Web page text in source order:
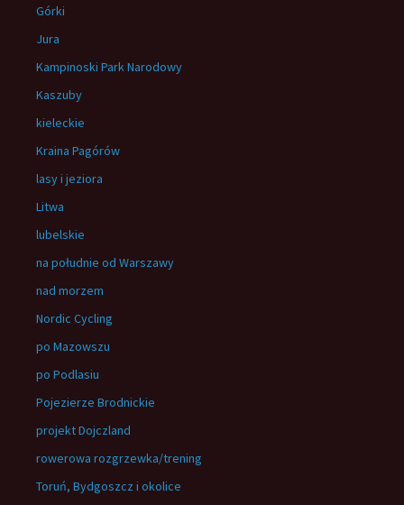
Górki
Jura
Kampinoski Park Narodowy
Kaszuby
kieleckie
Kraina Pagórów
lasy i jeziora
Litwa
lubelskie
na południe od Warszawy
nad morzem
Nordic Cycling
po Mazowszu
po Podlasiu
Pojezierze Brodnickie
projekt Dojczland
rowerowa rozgrzewka/trening
Toruń, Bydgoszcz i okolice